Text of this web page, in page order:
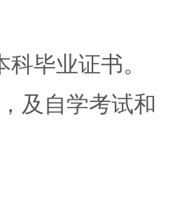
毕业证书。
及自学考试和